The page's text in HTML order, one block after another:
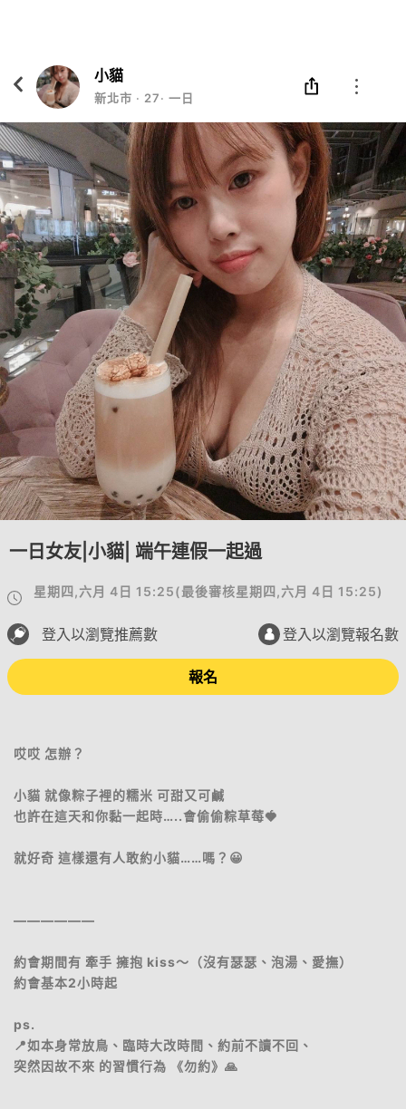
小貓
新北市 ‧ 27‧ 一日女友
一日女友|小貓| 端午連假一起過
星期四,六月 4日 15:25(最後審核星期四,六月 4日 15:25)
登入以瀏覽推薦數 登入以瀏覽報名數
報名
哎哎 怎辦？
小貓 就像粽子裡的糯米 可甜又可鹹
也許在這天和你黏一起時…..會偷偷粽草莓🍓
就好奇 這樣還有人敢約小貓……嗎？😀
——————
約會期間有 牽手 擁抱 kiss～（沒有瑟瑟、泡湯、愛撫）
約會基本2小時起
ps.
📍如本身常放鳥、臨時大改時間、約前不讀不回、
突然因故不來 的習慣行為 《勿約》🙏